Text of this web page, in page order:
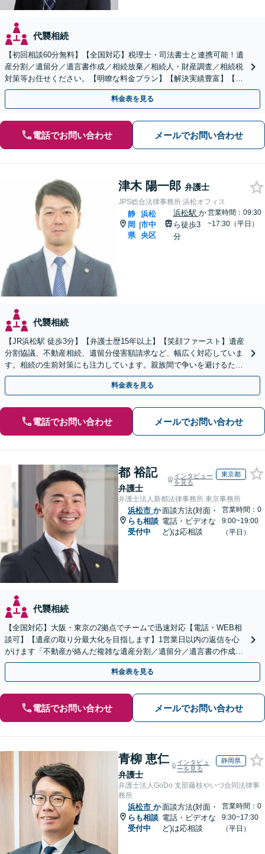
代襲相続
【初回相談60分無料】【全国対応】税理士・司法書士と連携可能！遺
産分割／遺留分／遺言書作成／相続放棄／相続人・財産調査／相続税
対策等お任せください。【明瞭な料金プラン】【解決実績豊富】【電
話相談可】
料金表を見る
電話でお問い合わせ メールでお問い合わせ
津木 陽一郎 弁護士
JPS総合法律事務所 浜松オフィス
静
岡
県
|
浜松
市中
央区
浜松駅 か
ら徒歩3
分
営業時間：09:30
~17:30（平日）
代襲相続
【JR浜松駅 徒歩3分】【弁護士歴15年以上】【笑顔ファースト】遺産
分割協議、不動産相続、遺留分侵害額請求など、幅広く対応していま
す。相続の生前対策にも注力しています。親族間で争いを避けるため
にも、お早めにご相談ください。【初回面談無料】
料金表を見る
電話でお問い合わせ メールでお問い合わせ
都 裕記
弁護士
インタビュー
を見る
東京都
弁護士法人新都法律事務所 東京事務所
浜松市 か
らも相談
受付中
面談方法(対面・
電話・ビデオな
ど)は応相談
営業時間：0
9:00~19:00
（平日）
代襲相続
【全国対応】大阪・東京の2拠点でチームで迅速対応【電話・WEB相
談可】【遺産の取り分最大化を目指します】1営業日以内の返信を心
がけます「不動産が絡んだ複雑な遺産分割／遺留分／遺言書の作成・
執行／事業承継など、お任せください」【休日相談あり】
料金表を見る
電話でお問い合わせ メールでお問い合わせ
青柳 恵仁
弁護士
インタビュ
ーを見る
静岡県
弁護士法人GoDo 支部藤枝やいづ合同法律事
務所
浜松市 か
らも相談
受付中
面談方法(対面・
電話・ビデオな
ど)は応相談
営業時間：0
9:30~17:30
（平日）